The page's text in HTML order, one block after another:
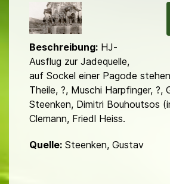
l
d
Beschreibung: HJ-
Ausflug zur Jadequelle,
auf Sockel einer Pagode
Theile, ?, Muschi Harpfinger, ?,
Steenken, Dimitri Bouhoutsos
Clemann, Friedl Heiss.
Quelle: Steenken, Gustav